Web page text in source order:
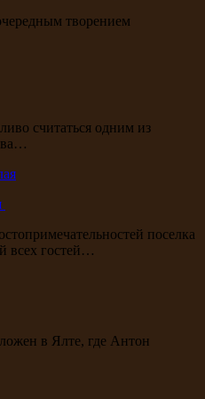
творением
считаться одним из
поселка
всех гостей…
в Ялте, где Антон